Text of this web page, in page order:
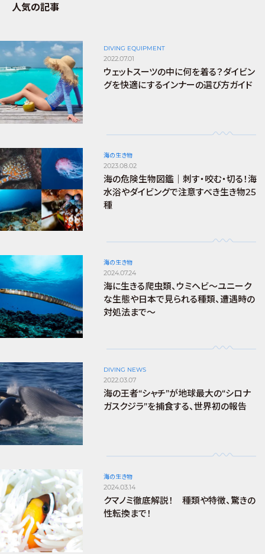
人気の記事
DIVING EQUIPMENT
2022.07.01
ウェットスーツの中に何を着る？ダイビン
グを快適にするインナーの選び方ガイド
海の生き物
2023.08.02
海の危険生物図鑑｜刺す・咬む・切る！海
水浴やダイビングで注意すべき生き物25
種
海の生き物
2024.07.24
海に生きる爬虫類、ウミヘビ～ユニーク
な生態や日本で見られる種類、遭遇時の
対処法まで～
DIVING NEWS
2022.03.07
海の王者“シャチ”が地球最大の“シロナ
ガスクジラ”を捕食する、世界初の報告
海の生き物
2024.03.14
クマノミ徹底解説！ 種類や特徴、驚きの
性転換まで！